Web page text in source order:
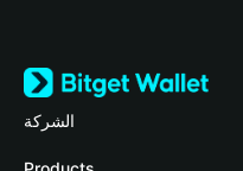
الشركة